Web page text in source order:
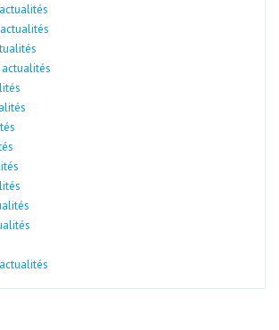
actualités